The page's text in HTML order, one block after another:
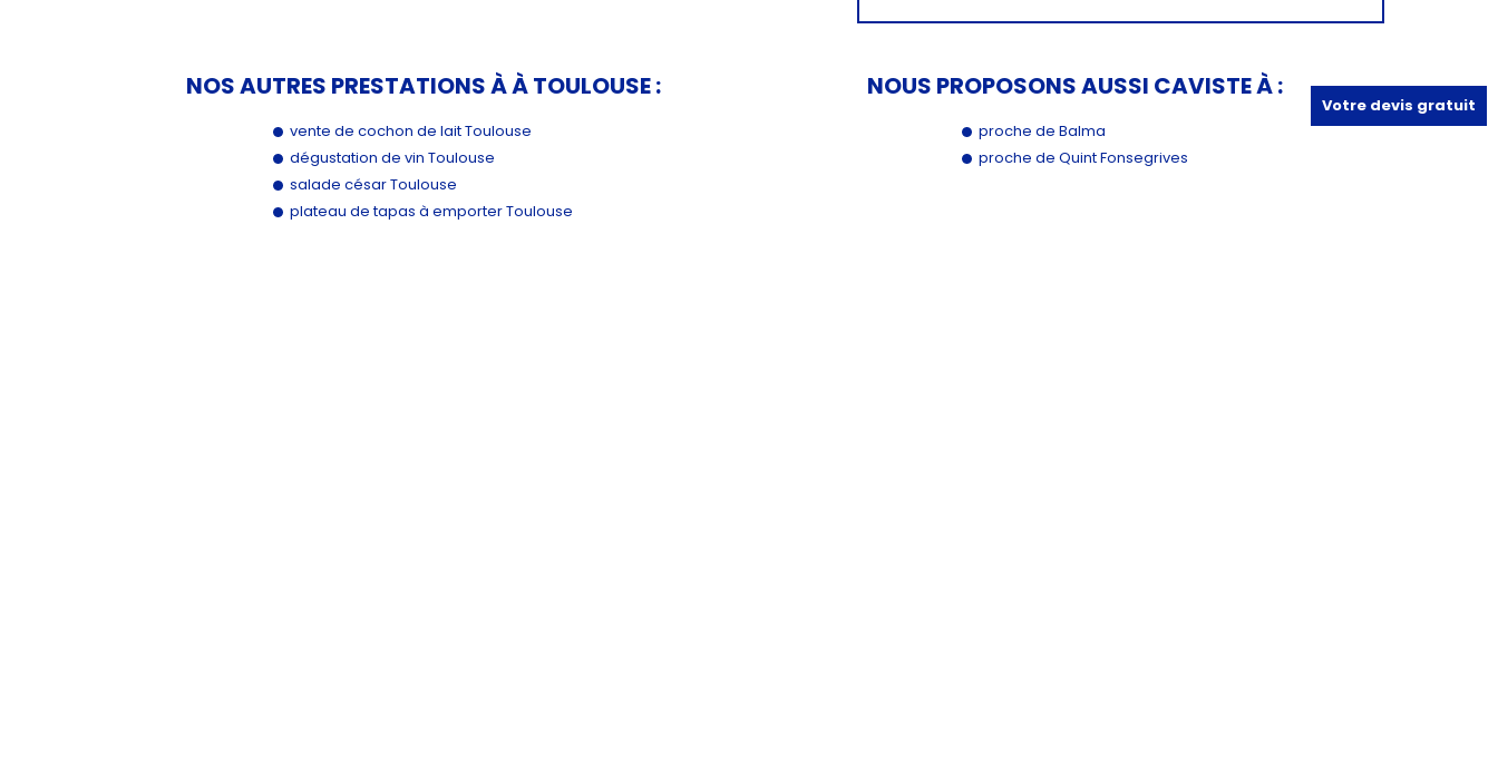
NOS AUTRES PRESTATIONS À À TOULOUSE :
vente de cochon de lait Toulouse
dégustation de vin Toulouse
salade césar Toulouse
plateau de tapas à emporter Toulouse
NOUS PROPOSONS AUSSI CAVISTE À :
proche de Balma
proche de Quint Fonsegrives
Votre devis gratuit